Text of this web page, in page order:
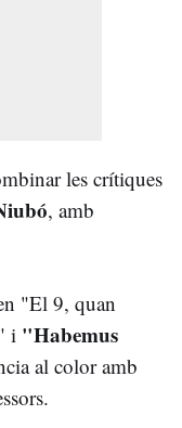
les crítiques
, amb
"El 9, quan
i "Habemus
al color amb